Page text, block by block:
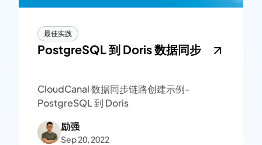
最佳实践
PostgreSQL 到 Doris 数据同步
CloudCanal 数据同步链路创建示例-
PostgreSQL 到 Doris
励强
Sep 20, 2022